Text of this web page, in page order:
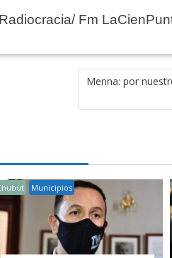
Fm
Menna: por
Municipios